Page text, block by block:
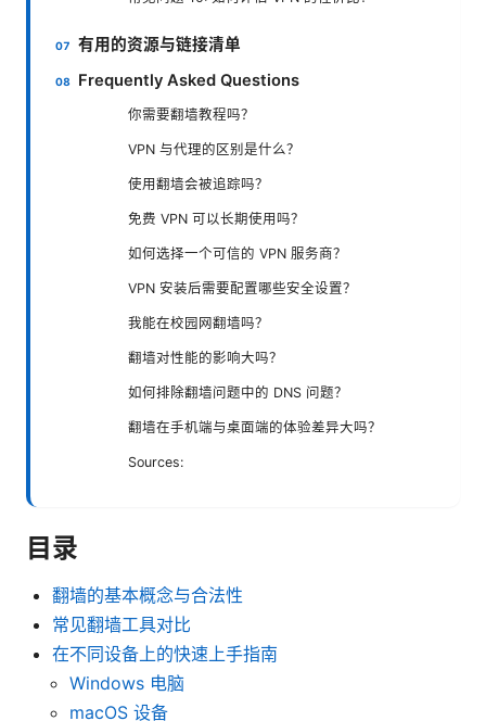
有用的资源与链接清单
Frequently Asked Questions
你需要翻墙教程吗？
VPN 与代理的区别是什么？
使用翻墙会被追踪吗？
免费 VPN 可以长期使用吗？
如何选择一个可信的 VPN 服务商？
VPN 安装后需要配置哪些安全设置？
我能在校园网翻墙吗？
翻墙对性能的影响大吗？
如何排除翻墙问题中的 DNS 问题？
翻墙在手机端与桌面端的体验差异大吗？
Sources:
目录
翻墙的基本概念与合法性
常见翻墙工具对比
在不同设备上的快速上手指南
Windows 电脑
macOS 设备